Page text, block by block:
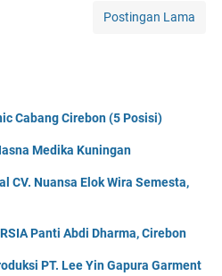
Postingan Lama
Cabang Cirebon (5 Posisi)
Medika Kuningan
CV. Nuansa Elok Wira Semesta,
Panti Abdi Dharma, Cirebon
PT. Lee Yin Gapura Garment